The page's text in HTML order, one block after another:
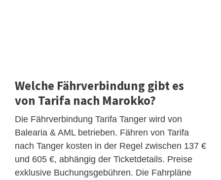
Welche Fährverbindung gibt es
von Tarifa nach Marokko?
Die Fährverbindung Tarifa Tanger wird von
Balearia & AML betrieben. Fähren von Tarifa
nach Tanger kosten in der Regel zwischen 137 €
und 605 €, abhängig der Ticketdetails. Preise
exklusive Buchungsgebühren. Die Fahrpläne